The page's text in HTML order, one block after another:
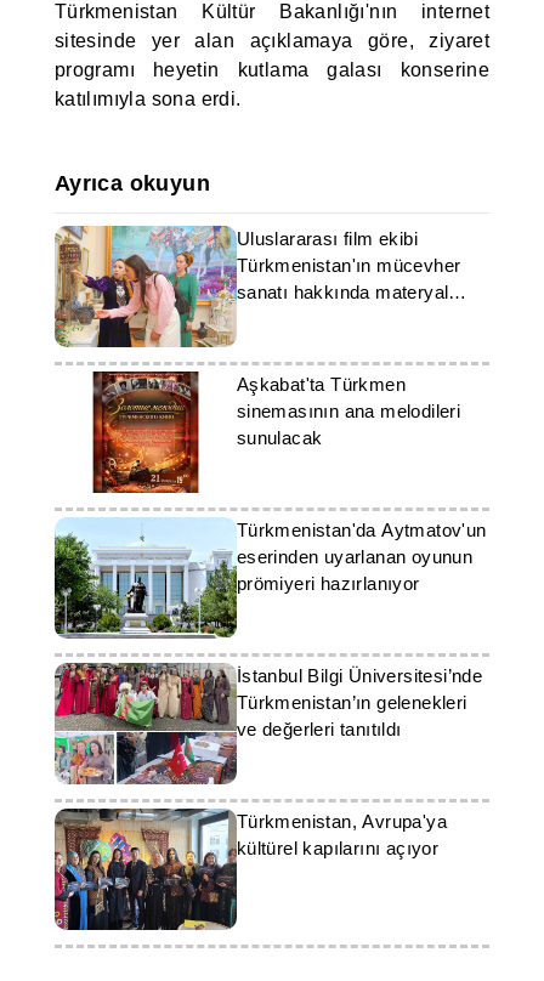
Türkmenistan Kültür Bakanlığı'nın internet
sitesinde yer alan açıklamaya göre, ziyaret
programı heyetin kutlama galası konserine
katılımıyla sona erdi.
Ayrıca okuyun
Uluslararası film ekibi
Türkmenistan'ın mücevher
sanatı hakkında materyal
Aşkabat'ta Türkmen
sinemasının ana melodileri
sunulacak
Türkmenistan'da Aytmatov'un
eserinden uyarlanan oyunun
prömiyeri hazırlanıyor
İstanbul Bilgi Üniversitesi’nde
Türkmenistan’ın gelenekleri
ve değerleri tanıtıldı
Türkmenistan, Avrupa'ya
kültürel kapılarını açıyor